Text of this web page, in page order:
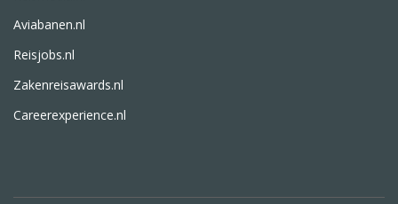
Aviabanen.nl
Reisjobs.nl
Zakenreisawards.nl
Careerexperience.nl